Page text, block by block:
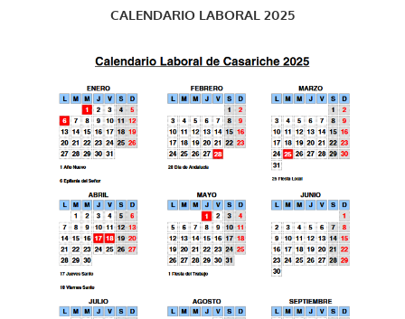
CALENDARIO LABORAL 2025